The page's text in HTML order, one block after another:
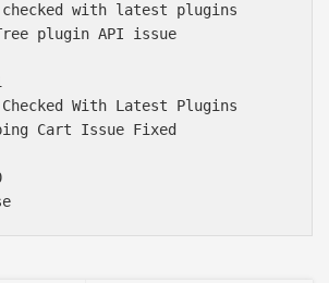
with latest plugins
plugin API issue
With Latest Plugins
Cart Issue Fixed